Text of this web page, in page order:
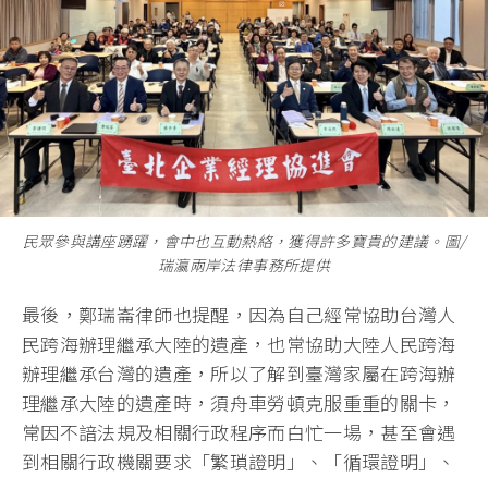
民眾參與講座踴躍，會中也互動熱絡，獲得許多寶貴的建議。圖/
瑞瀛兩岸法律事務所提供
最後，鄭瑞崙律師也提醒，因為自己經常協助台灣人
民跨海辦理繼承大陸的遺產，也常協助大陸人民跨海
辦理繼承台灣的遺產，所以了解到臺灣家屬在跨海辦
理繼承大陸的遺產時，須舟車勞頓克服重重的關卡，
常因不諳法規及相關行政程序而白忙一場，甚至會遇
到相關行政機關要求「繁瑣證明」、「循環證明」、